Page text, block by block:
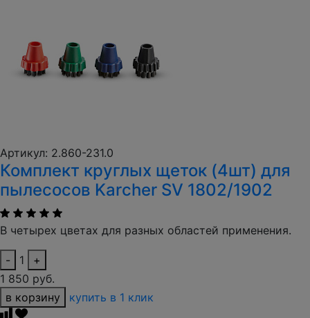
Артикул: 2.860-231.0
Комплект круглых щеток (4шт) для
пылесосов Karcher SV 1802/1902
В четырех цветах для разных областей применения.
- 1
+
1 850 руб.
в корзину
купить в 1 клик